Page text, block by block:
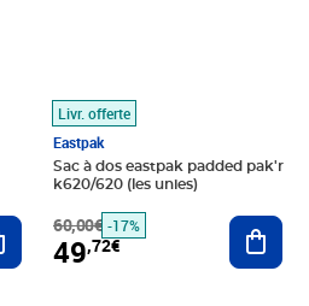
Ajouter au panier
Livr. offerte
Eastpak
Sac à dos eastpak padded pak'r
k620/620 (les unies)
60,00€ -17%
49,72€